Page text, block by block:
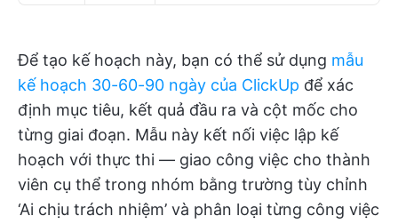
Để tạo kế hoạch này, bạn có thể sử dụng mẫu
kế hoạch 30-60-90 ngày của ClickUp để xác
định mục tiêu, kết quả đầu ra và cột mốc cho
từng giai đoạn. Mẫu này kết nối việc lập kế
hoạch với thực thi — giao công việc cho thành
viên cụ thể trong nhóm bằng trường tùy chỉnh
‘Ai chịu trách nhiệm’ và phân loại từng công việc